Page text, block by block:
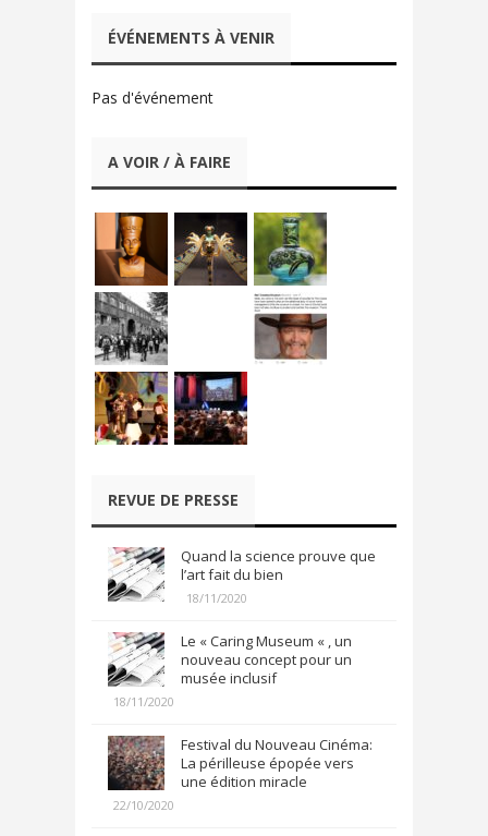
ÉVÉNEMENTS À VENIR
Pas d'événement
A VOIR / À FAIRE
REVUE DE PRESSE
Quand la science prouve que
l’art fait du bien
18/11/2020
Le « Caring Museum « , un
nouveau concept pour un
musée inclusif
18/11/2020
Festival du Nouveau Cinéma:
La périlleuse épopée vers
une édition miracle
22/10/2020